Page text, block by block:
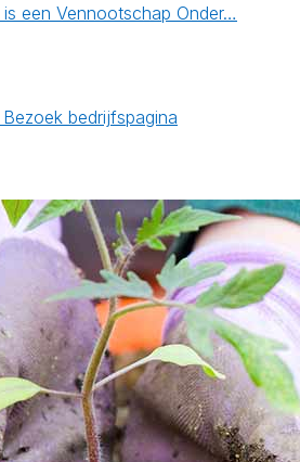
een Vennootschap Onder…
Bezoek bedrijfspagina